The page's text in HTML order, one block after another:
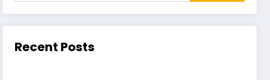
Recent Posts